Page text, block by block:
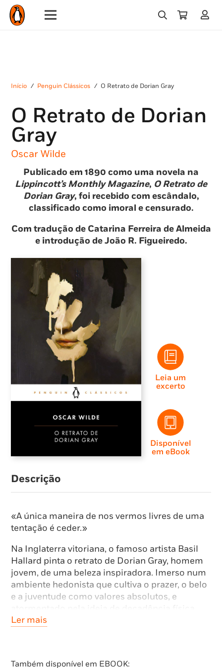
Início / Penguin Clássicos / O Retrato de Dorian Gray
O Retrato de Dorian
Gray
Oscar Wilde
Publicado em 1890 como uma novela na
Lippincott’s Monthly Magazine, O Retrato de
Dorian Gray, foi recebido com escândalo,
classificado como imoral e censurado.
Com tradução de Catarina Ferreira de Almeida
e introdução de João R. Figueiredo.
Leia um
excerto
Disponível
em eBook
Descrição
«A única maneira de nos vermos livres de uma
tentação é ceder.»
Na Inglaterra vitoriana, o famoso artista Basil
Hallard pinta o retrato de Dorian Gray, homem
jovem, de uma beleza inspiradora. Imerso num
ambiente hedonista que cultiva o prazer, o belo
e a juventude como valores absolutos, e
que inevitavelmente chegará, Dorian Gray
Ler mais
Também disponível em EBOOK: